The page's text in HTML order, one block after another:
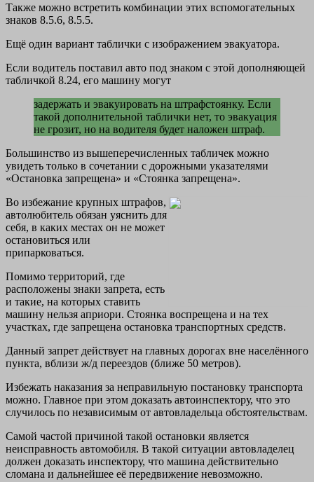
Также можно встретить комбинации этих вспомогательных
знаков 8.5.6, 8.5.5.
Ещё один вариант таблички с изображением эвакуатора.
Если водитель поставил авто под знаком с этой дополняющей
табличкой 8.24, его машину могут
задержать и эвакуировать на штрафстоянку. Если
такой дополнительной таблички нет, то эвакуация
не грозит, но на водителя будет наложен штраф.
Большинство из вышеперечисленных табличек можно
увидеть только в сочетании с дорожными указателями
«Остановка запрещена» и «Стоянка запрещена».
Во избежание крупных штрафов,
автолюбитель обязан уяснить для
себя, в каких местах он не может
остановиться или
припарковаться.
Помимо территорий, где
расположены знаки запрета, есть
и такие, на которых ставить
машину нельзя априори. Стоянка воспрещена и на тех
участках, где запрещена остановка транспортных средств.
Данный запрет действует на главных дорогах вне населённого
пункта, вблизи ж/д переездов (ближе 50 метров).
Избежать наказания за неправильную постановку транспорта
можно. Главное при этом доказать автоинспектору, что это
случилось по независимым от автовладельца обстоятельствам.
Самой частой причиной такой остановки является
неисправность автомобиля. В такой ситуации автовладелец
должен доказать инспектору, что машина действительно
сломана и дальнейшее её передвижение невозможно.